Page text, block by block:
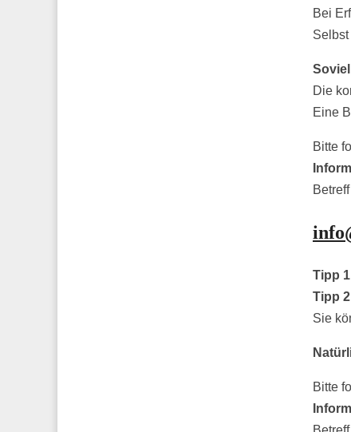
Bei
Die
Eine
Bitte
Betreff
Tipp
Tipp
Sie
Bitte